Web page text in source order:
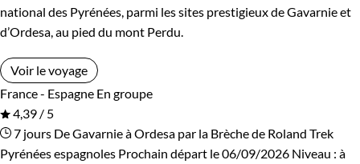
national des Pyrénées, parmi les sites prestigieux de Gavarnie et
d’Ordesa, au pied du mont Perdu.
Voir le voyage
France - Espagne En groupe
4,39 / 5
7 jours De Gavarnie à Ordesa par la Brèche de Roland Trek
Pyrénées espagnoles Prochain départ le 06/09/2026 Niveau : à